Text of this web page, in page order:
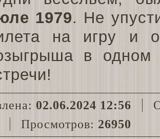
1979. Не
на игру и
в
02.06.2024 12:56
Просмотров: 26950